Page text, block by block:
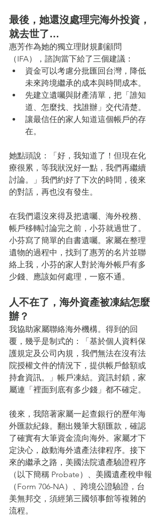
最後，她還沒處理完海外投資，
就去世了…
惠芳作為她的獨立理財規劃顧問
（IFA），諮詢當下給了三個建議：
資金可以考慮分批匯回台灣，降低
未來跨境繼承的成本與時間成本。
先建立遺囑與財產清單，把「誰知
道、怎麼找、找誰辦」交代清楚。
讓最信任的家人知道這個帳戶的存
在。
她點頭說：「好，我知道了！但現在化
療很累，等我狀況好一點，我們再繼續
討論。」我們約好了下次的時間，後來
的對話，再也沒有發生。
在我們還沒來得及把遺囑、海外稅務、
帳戶移轉討論完之前，小芬就過世了。
小芬寫了簡單的自書遺囑。家屬在整理
遺物的過程中，找到了惠芳的名片並聯
絡上我，小芬的家人對於海外帳戶有多
少錢、應該如何處理，一竅不通。
人不在了，海外資產被凍結怎麼
辦？
我協助家屬聯絡海外機構。得到的回
覆，幾乎是制式的：「基於個人資料保
護規定及公司內規，我們無法在沒有法
院授權文件的情況下，提供帳戶餘額或
持倉資訊。」帳戶凍結。資訊封鎖，家
屬連「裡面到底有多少錢」都不確定。
後來，我陪著家屬一起查銀行的歷年海
外匯款紀錄。翻出幾筆大額匯款，確認
了確實有大筆資金流向海外。家屬才下
定決心，啟動海外遺產法律程序。接下
來的繼承之路，美國法院遺產驗證程序
（以下簡稱 Probate）、美國遺產稅申報
（Form 706-NA）、跨境公證驗證，台
美無邦交，須經第三國領事館等複雜的
流程。